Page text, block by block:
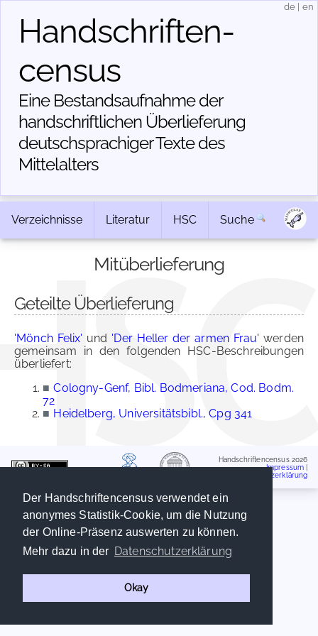
Der Handschriftencensus verwendet ein
anonymes Statistik-Cookie, um die Nutzung
der Online-Präsenz auswerten zu können.
Mehr dazu in der Datenschutzerklärung
Okay
Handschriften­
census
Eine Bestandsaufnahme der
handschriftlichen Über­lieferung
deutschsprachiger Texte des
Mittelalters
de en
Verzeichnisse Literatur HSC Suche
Mitüberlieferung
Geteilte Überlieferung
'Mönch Felix' und 'Der Heller der armen Frau' werden
gemeinsam in den folgenden HSC-Beschreibungen
überliefert:
■ Cologny-Genf, Bibl. Bodmeriana, Cod. Bodm.
72
■ Heidelberg, Universitätsbibl., Cpg 341
Handschriftencensus 2026
Impressum
Datenschutzerklärung